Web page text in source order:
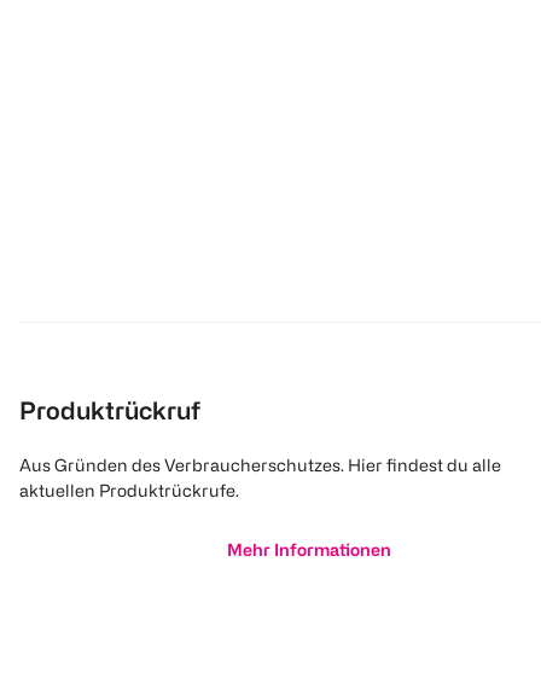
Produktrückruf
Aus Gründen des Verbraucherschutzes. Hier findest du alle
aktuellen Produktrückrufe.
Mehr Informationen